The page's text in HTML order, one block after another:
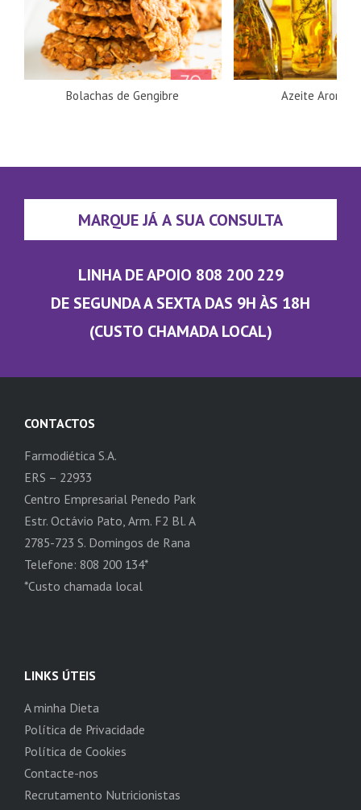
Bolachas de Gengibre Azeite
MARQUE JÁ A SUA CONSULTA
LINHA DE APOIO 808 200 229
DE SEGUNDA A SEXTA DAS 9H ÀS 18H
(CUSTO CHAMADA LOCAL)
CONTACTOS
Farmodiética S.A.
ERS – 22933
Centro Empresarial Penedo Park
Estr. Octávio Pato, Arm. F2 Bl. A
2785-723 S. Domingos de Rana
Telefone: 808 200 134*
*Custo chamada local
LINKS ÚTEIS
A minha Dieta
Política de Privacidade
Política de Cookies
Contacte-nos
Recrutamento Nutricionistas